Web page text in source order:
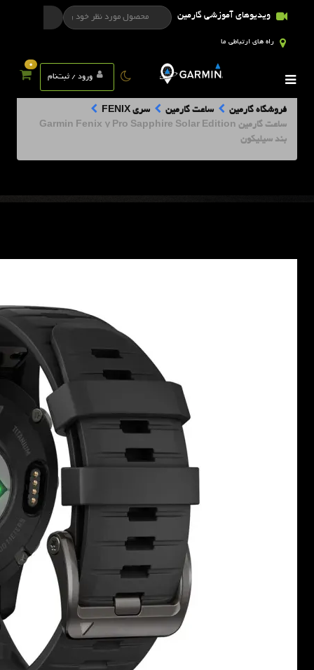
ویدیوهای آموزشی گارمین
راه های ارتباطی ما
ورود / ثبت‌نام
0
فروشگاه گارمین ساعت گارمین
سری FENIX
ساعت گارمین Garmin Fenix 7 Pro Sapphire Solar Edition
بند سیلیکون